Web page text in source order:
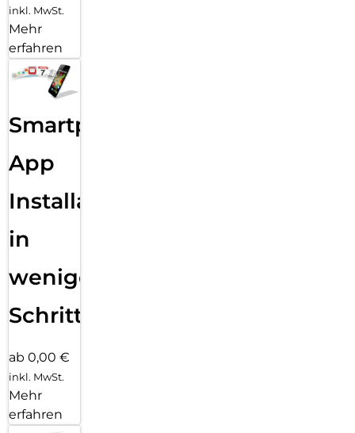
inkl. MwSt.
Mehr
erfahren
Smartphone
App
Installation
in
wenigen
Schritten
ab 0,00 €
inkl. MwSt.
Mehr
erfahren